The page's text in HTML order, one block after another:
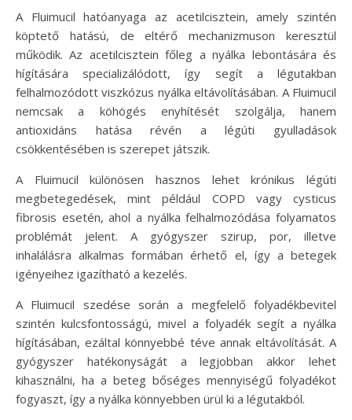
A Fluimucil hatóanyaga az acetilcisztein, amely szintén
köptető hatású, de eltérő mechanizmuson keresztül
működik. Az acetilcisztein főleg a nyálka lebontására és
hígítására specializálódott, így segít a légutakban
felhalmozódott viszkózus nyálka eltávolításában. A Fluimucil
nemcsak a köhögés enyhítését szolgálja, hanem
antioxidáns hatása révén a légúti gyulladások
csökkentésében is szerepet játszik.
A Fluimucil különösen hasznos lehet krónikus légúti
megbetegedések, mint például COPD vagy cysticus
fibrosis esetén, ahol a nyálka felhalmozódása folyamatos
problémát jelent. A gyógyszer szirup, por, illetve
inhalálásra alkalmas formában érhető el, így a betegek
igényeihez igazítható a kezelés.
A Fluimucil szedése során a megfelelő folyadékbevitel
szintén kulcsfontosságú, mivel a folyadék segít a nyálka
hígításában, ezáltal könnyebbé téve annak eltávolítását. A
gyógyszer hatékonyságát a legjobban akkor lehet
kihasználni, ha a beteg bőséges mennyiségű folyadékot
fogyaszt, így a nyálka könnyebben ürül ki a légutakból.